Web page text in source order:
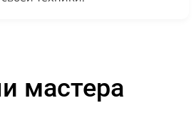
мастера